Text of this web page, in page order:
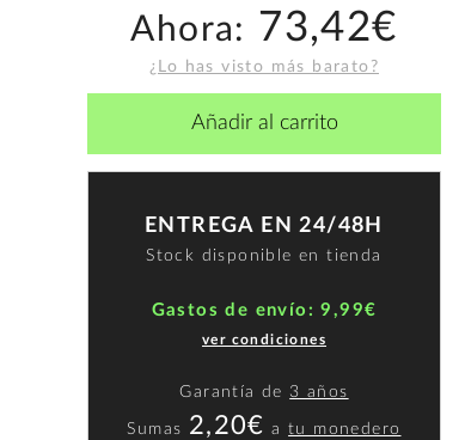
Ahora: 73,42€
¿Lo has visto más barato?
Añadir al carrito
ENTREGA EN 24/48H
Stock disponible en tienda
Gastos de envío: 9,99€
ver condiciones
Garantía de 3 años
Sumas 2,20€ atu monedero